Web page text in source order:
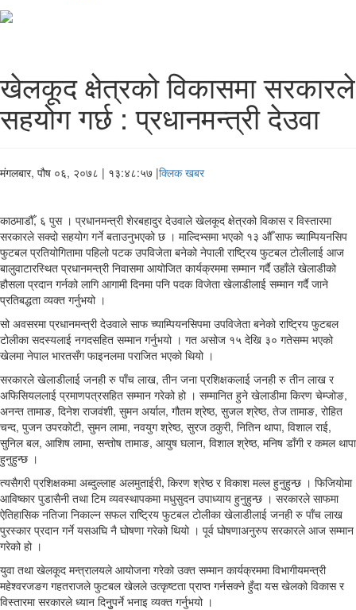
खेलकूद क्षेत्रको विकासमा सरकारले
सहयोग गर्छ : प्रधानमन्त्री देउवा
मंगलबार, पौष ०६, २०७८ | १३:४८:५७ |क्लिक खबर
काठमाडौँ, ६ पुस । प्रधानमन्त्री शेरबहादुर देउवाले खेलकूद क्षेत्रको विकास र विस्तारमा
सरकारले सक्दो सहयोग गर्ने बताउनुभएको छ । माल्दिभ्समा भएको १३ औँ साफ च्याम्पियनसिप
फुटबल प्रतियोगितामा पहिलो पटक उपविजेता बनेको नेपाली राष्ट्रिय फुटबल टोलीलाई आज
बालुवाटारस्थित प्रधानमन्त्री निवासमा आयोजित कार्यक्रममा सम्मान गर्दै उहाँले खेलाडीको
हौसला प्रदान गर्नको लागि आगामी दिनमा पनि पदक विजेता खेलाडीलाई सम्मान गर्दै जाने
प्रतिबद्धता व्यक्त गर्नुभयो ।
सो अवसरमा प्रधानमन्त्री देउवाले साफ च्याम्पियनसिपमा उपविजेता बनेको राष्ट्रिय फुटबल
टोलीका सदस्यलाई नगदसहित सम्मान गर्नुभयो । गत असोज १५ देखि ३० गतेसम्म भएको
खेलमा नेपाल भारतसँग फाइनलमा पराजित भएको थियो ।
सरकारले खेलाडीलाई जनही रु पाँच लाख, तीन जना प्रशिक्षकलाई जनही रु तीन लाख र
अफिसियललाई प्रमाणपत्रसहित सम्मान गरेको हो । सम्मानित हुने खेलाडीमा किरण चेम्जोङ,
अनन्त तामाङ, दिनेश राजवंशी, सुमन अर्याल, गौतम श्रेष्ठ, सुजल श्रेष्ठ, तेज तामाङ, रोहित
चन्द, पुजन उपरकोटी, सुमन लामा, नवयुग श्रेष्ठ, सुरज ठकुरी, नितिन थापा, विशाल राई,
सुनिल बल, आशिष लामा, सन्तोष तामाङ, आयुष घलान, विशाल श्रेष्ठ, मनिष डाँगी र कमल थापा
हुनुहुन्छ ।
त्यसैगरी प्रशिक्षकमा अब्दुल्लाह अलमुताईरी, किरण श्रेष्ठ र विकाश मल्ल हुनुहुन्छ । फिजियोमा
आविष्कार पुडासैनी तथा टिम व्यवस्थापकमा मधुसुदन उपाध्याय हुनुहुन्छ । सरकारले साफमा
ऐतिहासिक नतिजा निकाल्न सफल राष्ट्रिय फुटबल टोलीका खेलाडीलाई जनही रु पाँच लाख
पुरस्कार प्रदान गर्ने यसअघि नै घोषणा गरेको थियो । पूर्व घोषणाअनुरुप सरकारले आज सम्मान
गरेको हो ।
युवा तथा खेलकूद मन्त्रालयले आयोजना गरेको उक्त सम्मान कार्यक्रममा विभागीयमन्त्री
महेश्वरजङग गहतराजले फुटबल खेलले उत्कृष्टता प्राप्त गर्नसक्ने हुँदा यस खेलको विकास र
विस्तारमा सरकारले ध्यान दिनुुपर्ने भनाइ व्यक्त गर्नुभयो ।